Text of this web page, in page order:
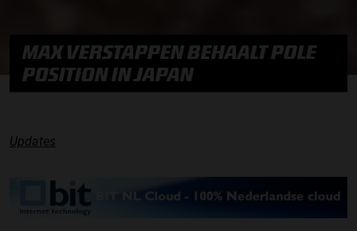
MAX VERSTAPPEN BEHAALT POLE
POSITION IN JAPAN
Updates